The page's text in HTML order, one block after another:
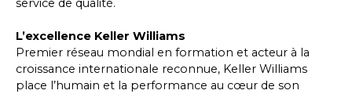
service de qualité.
L’excellence Keller Williams
Premier réseau mondial en formation et acteur à la
croissance internationale reconnue, Keller Williams
place l’humain et la performance au cœur de son